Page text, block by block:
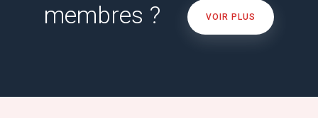
membres ?
VOIR PLUS